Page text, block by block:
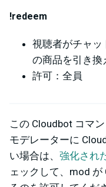
!redeem
視聴者がチャッ
の商品を引き換
許可：全員
この Cloudbot コマ
モデレーターに
い場合は、 強化され
ェックして、mod